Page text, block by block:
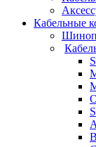
Кабельные